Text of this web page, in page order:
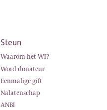
Steun
Waarom het WI?
Word donateur
Eenmalige gift
Nalatenschap
ANBI